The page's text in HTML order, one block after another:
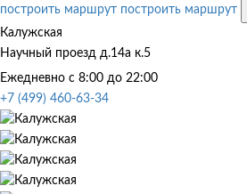
построить маршрут построить маршрут
Калужская
Научный проезд д.14а к.5
Ежедневно с 8:00 до 22:00
+7 (499) 460-63-34